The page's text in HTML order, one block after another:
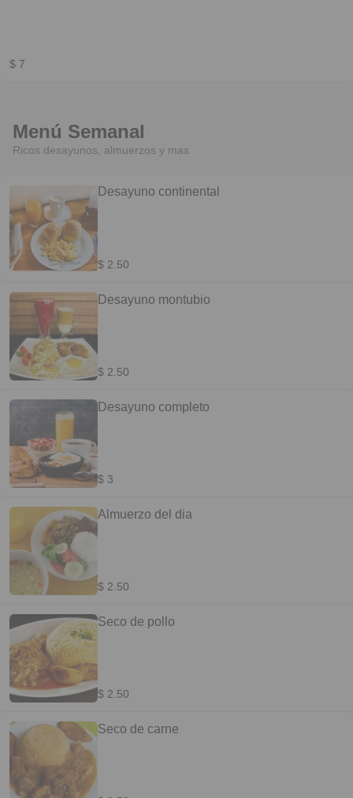
$ 7
Menú Semanal
Ricos desayunos, almuerzos y mas
Desayuno continental
$ 2.50
Desayuno montubio
$ 2.50
Desayuno completo
$ 3
Almuerzo del dia
$ 2.50
Seco de pollo
$ 2.50
Seco de carne